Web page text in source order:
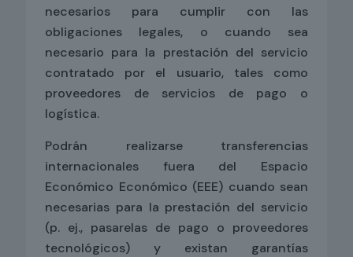
necesarios para cumplir con las
obligaciones legales, o cuando sea
necesario para la prestación del servicio
contratado por el usuario, tales como
proveedores de servicios de pago o
logística.
Podrán realizarse transferencias
internacionales fuera del Espacio
Económico Económico (EEE) cuando sean
necesarias para la prestación del servicio
(p. ej., pasarelas de pago o proveedores
tecnológicos) y existan garantías